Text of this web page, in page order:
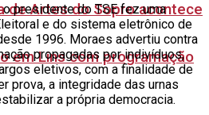
de Artes do Sopro acontece
em Lins com programação
presidente do TSE fez uma
e do sistema eletrônico de
1996. Moraes advertiu contra
propagadas por indivíduos,
eletivos, com a finalidade de
prova, a integridade das urnas
a própria democracia.